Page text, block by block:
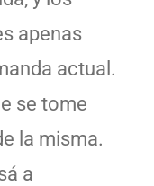
apenas
actual.
se tome
la misma.
a